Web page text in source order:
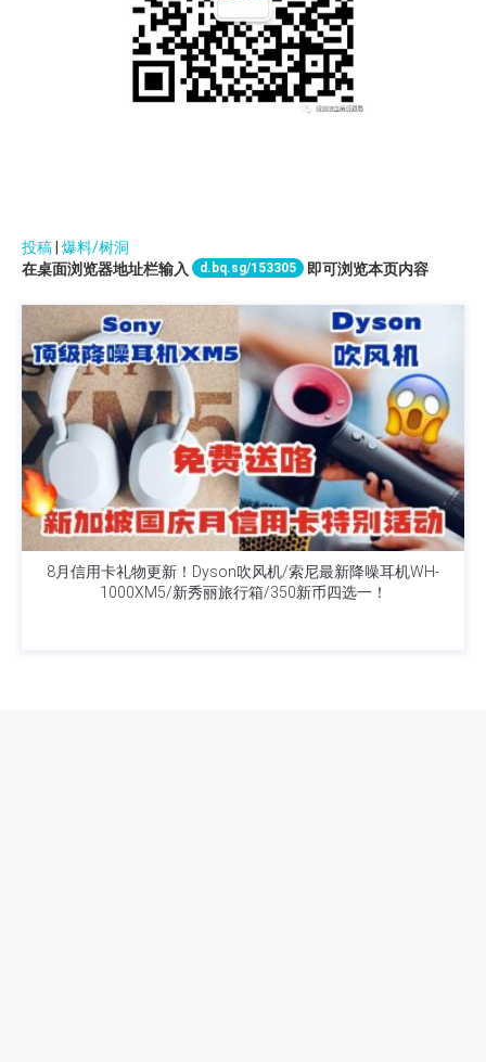
投稿 爆料/树洞
在桌面浏览器地址栏输入
d.bq.sg/153305 即可浏览本页内容
8月信用卡礼物更新！Dyson吹风机/索尼最新降噪耳机WH-
1000XM5/新秀丽旅行箱/350新币四选一！